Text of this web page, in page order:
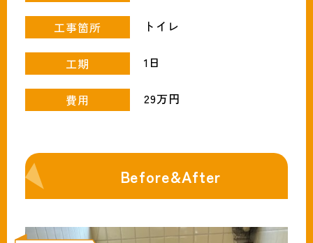
工事箇所 トイレ
工期 1日
費用 29万円
Before&After